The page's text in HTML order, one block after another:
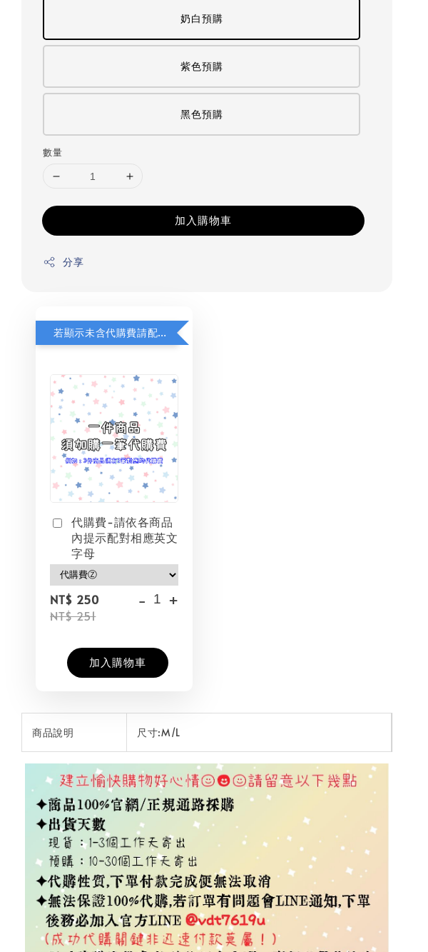
奶白預購
紫色預購
黑色預購
數量
加入購物車
分享
若顯示未含代購費請配對加購(未加購視同無效訂單)
代購費-請依各商品
內提示配對相應英文
字母
NT$ 250
NT$ 251
- +
加入購物車
商品說明 尺寸:M/L